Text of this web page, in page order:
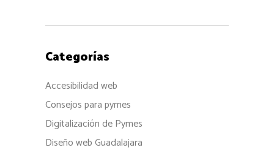
Categorías
Accesibilidad web
Consejos para pymes
Digitalización de Pymes
Diseño web Guadalajara